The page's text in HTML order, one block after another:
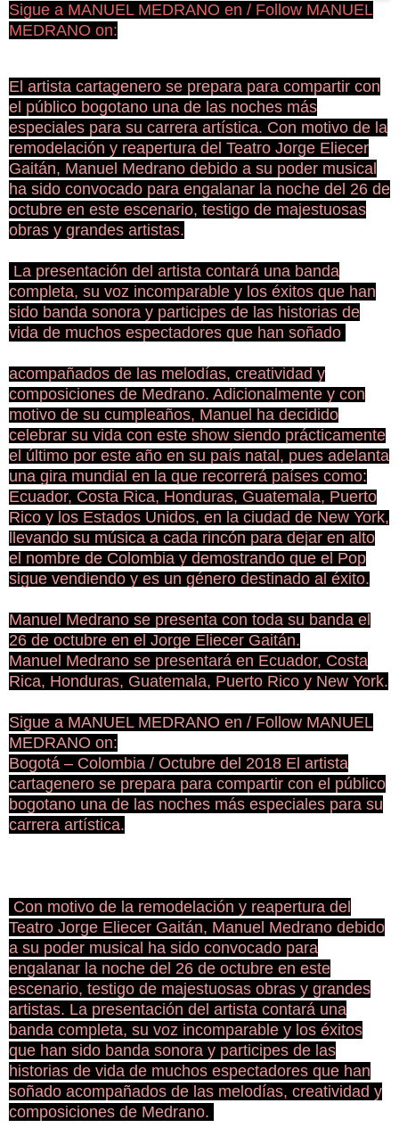
Sigue a MANUEL MEDRANO en / Follow MANUEL
MEDRANO on:
El artista cartagenero se prepara para compartir con
el público bogotano una de las noches más
especiales para su carrera artística. Con motivo de la
remodelación y reapertura del Teatro Jorge Eliecer
Gaitán, Manuel Medrano debido a su poder musical
ha sido convocado para engalanar la noche del 26 de
octubre en este escenario, testigo de majestuosas
obras y grandes artistas.
La presentación del artista contará una banda
completa, su voz incomparable y los éxitos que han
sido banda sonora y participes de las historias de
vida de muchos espectadores que han soñado
acompañados de las melodías, creatividad y
composiciones de Medrano. Adicionalmente y con
motivo de su cumpleaños, Manuel ha decidido
celebrar su vida con este show siendo prácticamente
el último por este año en su país natal, pues adelanta
una gira mundial en la que recorrerá países como:
Ecuador, Costa Rica, Honduras, Guatemala, Puerto
Rico y los Estados Unidos, en la ciudad de New York,
llevando su música a cada rincón para dejar en alto
el nombre de Colombia y demostrando que el Pop
sigue vendiendo y es un género destinado al éxito.
Manuel Medrano se presenta con toda su banda el
26 de octubre en el Jorge Eliecer Gaitán.
Manuel Medrano se presentará en Ecuador, Costa
Rica, Honduras, Guatemala, Puerto Rico y New York.
Sigue a MANUEL MEDRANO en / Follow MANUEL
MEDRANO on:
Bogotá – Colombia / Octubre del 2018 El artista
cartagenero se prepara para compartir con el público
bogotano una de las noches más especiales para su
carrera artística.
Con motivo de la remodelación y reapertura del
Teatro Jorge Eliecer Gaitán, Manuel Medrano debido
a su poder musical ha sido convocado para
engalanar la noche del 26 de octubre en este
escenario, testigo de majestuosas obras y grandes
artistas. La presentación del artista contará una
banda completa, su voz incomparable y los éxitos
que han sido banda sonora y participes de las
historias de vida de muchos espectadores que han
soñado acompañados de las melodías, creatividad y
composiciones de Medrano.